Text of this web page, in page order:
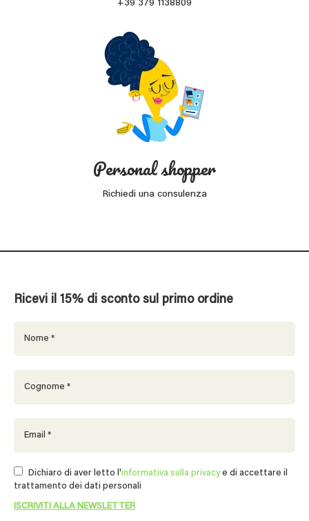
+39 379 1138809
Personal shopper
Richiedi una consulenza
Ricevi il 15% di sconto sul primo ordine
Dichiaro di aver letto l'informativa sulla privacye di accettare il
trattamento dei dati personali